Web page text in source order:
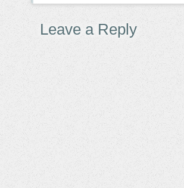
Leave a Reply